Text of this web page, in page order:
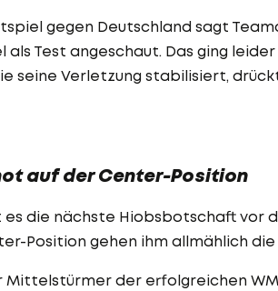
gegen Deutschland sagt
als Test angeschaut. Das ging
seine Verletzung stabilisiert,
auf der Center-Position
es die nächste Hiobsbotschaft vor
Position gehen ihm allmählich die
Mittelstürmer der erfolgreichen